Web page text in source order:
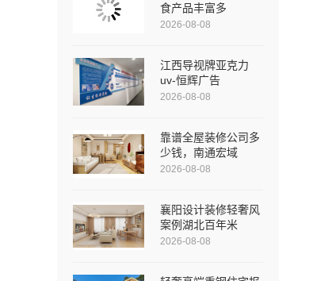
食产品丰富多
2026-08-08
江西导视牌亚克力
uv-恒辉广告
2026-08-08
靠谱全屋装修公司多
少钱，南通宏域
2026-08-08
襄阳设计装修轻奢风
案例湖北百年米
2026-08-08